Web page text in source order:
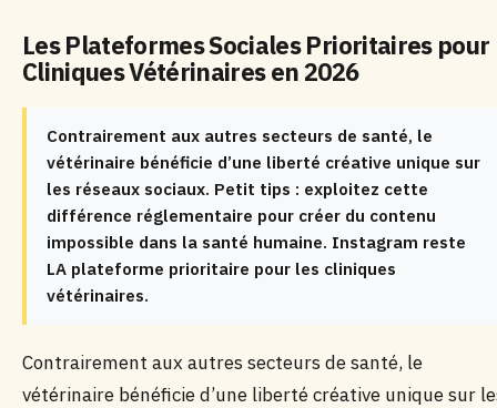
Les Plateformes Sociales Prioritaires pour
Cliniques Vétérinaires en 2026
Contrairement aux autres secteurs de santé, le
vétérinaire bénéficie d’une liberté créative unique sur
les réseaux sociaux. Petit tips : exploitez cette
différence réglementaire pour créer du contenu
impossible dans la santé humaine. Instagram reste
LA plateforme prioritaire pour les cliniques
vétérinaires.
Contrairement aux autres secteurs de santé, le
vétérinaire bénéficie d’une liberté créative unique sur